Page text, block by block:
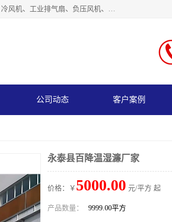
泉州力顺电器有限公司主营：泉州降温水帘、泉州负压风机、泉州冷风机空调、工业排气扇、冷风机、工业排气扇、负压风机、负压风机、水冷空调、降温水帘等产品。为用户解决了通风、降温、除味、除尘等难题，其环保、节能的理念与用户的实践检验结果相吻合，赢得了广大客户的信誉和青睐。
公司动态 客户案例
永泰县百降温湿濂厂家
价格：￥ 5000.00 元/平方 起
产品数量： 9999.00平方